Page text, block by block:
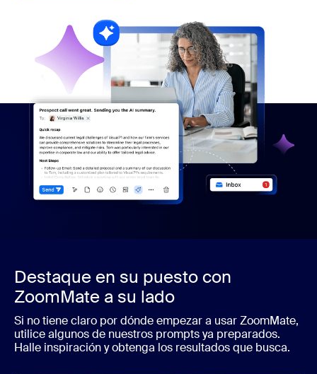
Destaque en su puesto con
ZoomMate a su lado
Si no tiene claro por dónde empezar a usar ZoomMate,
utilice algunos de nuestros prompts ya preparados.
Halle inspiración y obtenga los resultados que busca.